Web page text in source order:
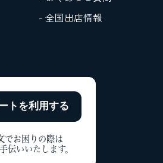
- 全国出店情報
トを利用する
でお困りの際は
伝いいたします。